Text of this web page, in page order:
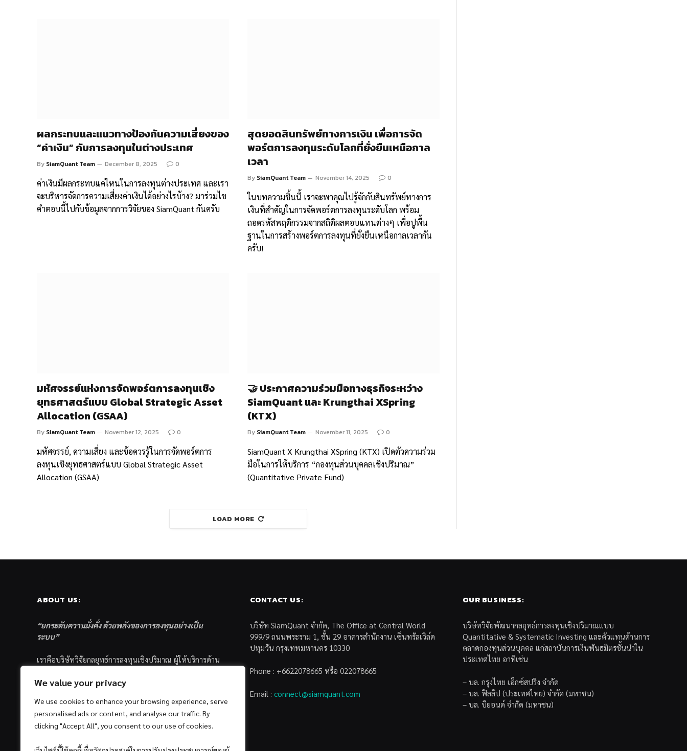
We value your privacy
We use cookies to enhance your browsing experience, serve
personalised ads or content, and analyse our traffic. By
clicking "Accept All", you consent to our use of cookies.
ผลกระทบและแนวทางป้องกันความเสี่ยงของ
“ค่าเงิน” กับการลงทุนในต่างประเทศ
By SiamQuant Team December 8, 2025 0
ค่าเงินมีผลกระทบแค่ไหนในการลงทุนต่างประเทศ และเรา
จะบริหารจัดการความเสี่ยงค่าเงินได้อย่างไรบ้าง? มาร่วมไข
คำตอบนี้ไปกับข้อมูลจากการวิจัยของ SiamQuant กันครับ
สุดยอดสินทรัพย์ทางการเงิน เพื่อการจัด
พอร์ตการลงทุนระดับโลกที่ยั่งยืนเหนือกาล
เวลา
By SiamQuant Team November 14, 2025 0
ในบทความชิ้นนี้ เราจะพาคุณไปรู้จักกับสินทรัพย์ทางการ
เงินที่สำคัญในการจัดพอร์ตการลงทุนระดับโลก พร้อม
ถอดรหัสพฤติกรรมจากสถิติผลตอบแทนต่างๆ เพื่อปูพื้น
ฐานในการสร้างพอร์ตการลงทุนที่ยั่งยืนเหนือกาลเวลากัน
ครับ!
มหัศจรรย์แห่งการจัดพอร์ตการลงทุนเชิง
ยุทธศาสตร์แบบ Global Strategic Asset
Allocation (GSAA)
By SiamQuant Team November 12, 2025 0
มหัศจรรย์, ความเสี่ยง และข้อควรรู้ในการจัดพอร์ตการ
ลงทุนเชิงยุทธศาสตร์แบบ Global Strategic Asset
Allocation (GSAA)
🤝 ประกาศความร่วมมือทางธุรกิจระหว่าง
SiamQuant และ Krungthai XSpring
(KTX)
By SiamQuant Team November 11, 2025 0
SiamQuant X Krungthai XSpring (KTX) เปิดตัวความร่วม
มือในการให้บริการ “กองทุนส่วนบุคคลเชิงปริมาณ”
(Quantitative Private Fund)
LOAD MORE
ABOUT US:
“ยกระดับความมั่งคั่ง ด้วยพลังของการลงทุนอย่างเป็น
ระบบ”
เราคือบริษัทวิจัยกลยุทธ์การลงทุนเชิงปริมาณ ผู้ให้บริการด้าน
ส่วนบุคคล ซึ่งมีเป้าหมายที่จะช่วยเหลือให้นักลงทุนไทย
ด้วยแนวคิดและกระบวนการลงทุนอย่างเป็นระบบแบบ
Quantitative & Systematic Investing
CONTACT US:
บริษัท SiamQuant จำกัด, The Office at Central World
999/9 ถนนพระราม 1, ชั้น 29 อาคารสำนักงาน เซ็นทรัลเวิล์ด
ปทุมวัน กรุงเทพมหานคร 10330
Phone : +6622078665 หรือ 022078665
Email : connect@siamquant.com
OUR BUSINESS:
บริษัทวิจัยพัฒนากลยุทธ์การลงทุนเชิงปริมาณแบบ
Quantitative & Systematic Investing และตัวแทนด้านการ
ตลาดกองทุนส่วนบุคคล แก่สถาบันการเงินพันธมิตรชั้นนำใน
ประเทศไทย อาทิเช่น
– บล. กรุงไทย เอ็กซ์สปริง จำกัด
– บล. ฟิลลิป (ประเทศไทย) จำกัด (มหาชน)
– บล. บียอนด์ จำกัด (มหาชน)